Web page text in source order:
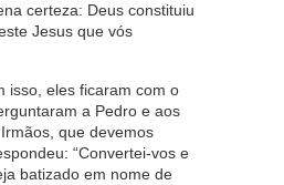
certeza: Deus constituiu
Jesus que vós
isso, eles ficaram com o
a Pedro e aos
que devemos
“Convertei-vos e
batizado em nome de